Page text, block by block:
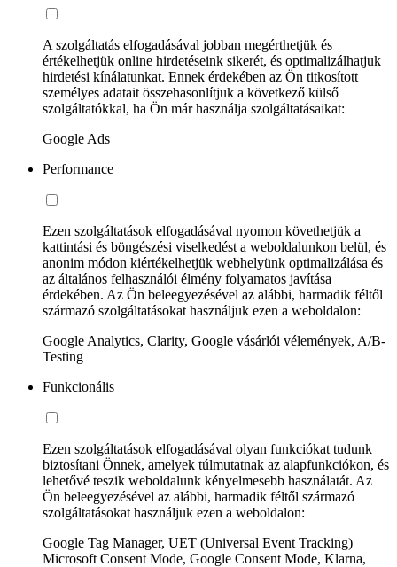
A szolgáltatás elfogadásával jobban megérthetjük és
értékelhetjük online hirdetéseink sikerét, és optimalizálhatjuk
hirdetési kínálatunkat. Ennek érdekében az Ön titkosított
személyes adatait összehasonlítjuk a következő külső
szolgáltatókkal, ha Ön már használja szolgáltatásaikat:
Google Ads
Performance
Ezen szolgáltatások elfogadásával nyomon követhetjük a
kattintási és böngészési viselkedést a weboldalunkon belül, és
anonim módon kiértékelhetjük webhelyünk optimalizálása és
az általános felhasználói élmény folyamatos javítása
érdekében. Az Ön beleegyezésével az alábbi, harmadik féltől
származó szolgáltatásokat használjuk ezen a weboldalon:
Google Analytics, Clarity, Google vásárlói vélemények, A/B-
Testing
Funkcionális
Ezen szolgáltatások elfogadásával olyan funkciókat tudunk
biztosítani Önnek, amelyek túlmutatnak az alapfunkciókon, és
lehetővé teszik weboldalunk kényelmesebb használatát. Az
Ön beleegyezésével az alábbi, harmadik féltől származó
szolgáltatásokat használjuk ezen a weboldalon:
Google Tag Manager, UET (Universal Event Tracking)
Microsoft Consent Mode, Google Consent Mode, Klarna,